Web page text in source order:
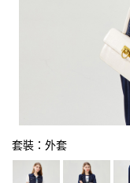
套裝：外套